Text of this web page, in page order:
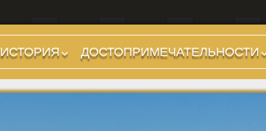
ИСТОРИЯ
Предыстория
Царский период
ДОСТОПРИМЕЧАТЕЛЬНОСТИ
Холмы и остров.
Районы